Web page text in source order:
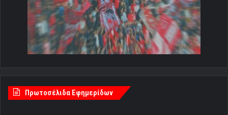
Πρωτοσέλιδα Εφημερίδων